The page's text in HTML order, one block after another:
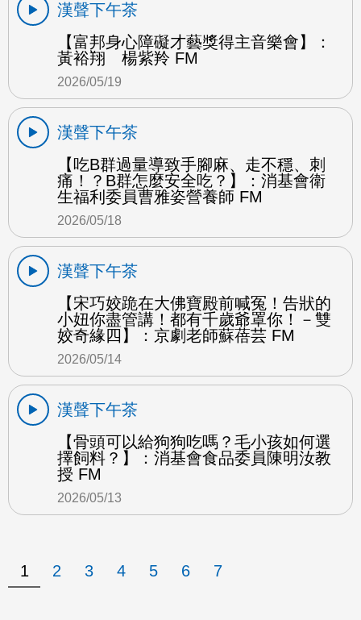
漢聲下午茶
【富邦身心障礙才藝獎得主音樂會】：
黃裕翔 楊紫羚 FM
2026/05/19
漢聲下午茶
【吃B群過量導致手腳麻、走不穩、刺
痛！？B群怎麼安全吃？】：消基會衛
生福利委員曹雅姿營養師 FM
2026/05/18
漢聲下午茶
【宋巧姣跪在大佛寶殿前喊冤！告狀的
小妞你盡管講！都有千歲爺罩你！－雙
姣奇緣四】：京劇老師蘇蓓芸 FM
2026/05/14
漢聲下午茶
【骨頭可以給狗狗吃嗎？毛小孩如何選
擇飼料？】：消基會食品委員陳明汝教
授 FM
2026/05/13
1 2 3 4 5 6 7